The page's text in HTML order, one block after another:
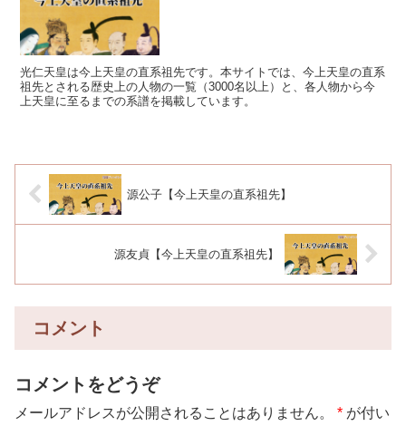
光仁天皇は今上天皇の直系祖先です。本サイトでは、今上天皇の直系
祖先とされる歴史上の人物の一覧（3000名以上）と、各人物から今
上天皇に至るまでの系譜を掲載しています。
源公子【今上天皇の直系祖先】
源友貞【今上天皇の直系祖先】
コメント
コメントをどうぞ
メールアドレスが公開されることはありません。 * が付い